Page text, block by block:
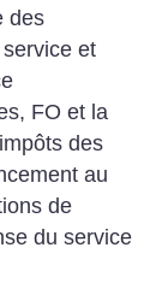
des
et
FO et la
des
au
de
du service